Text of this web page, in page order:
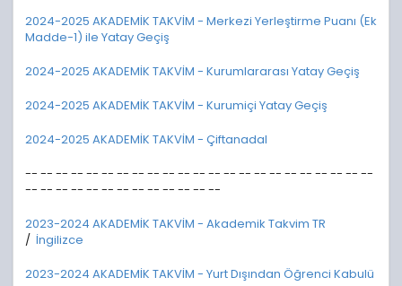
2024-2025 AKADEMİK TAKVİM - Merkezi Yerleştirme Puanı (Ek
Madde-1) ile Yatay Geçiş
2024-2025 AKADEMİK TAKVİM - Kurumlararası Yatay Geçiş
2024-2025 AKADEMİK TAKVİM - Kurumiçi Yatay Geçiş
2024-2025 AKADEMİK TAKVİM - Çiftanadal
-- -- -- -- -- -- -- -- -- -- -- -- -- -- -- -- -- -- -- -- -- -- --
-- -- -- -- -- -- -- -- -- -- -- -- --
2023-2024 AKADEMİK TAKVİM - Akademik Takvim TR
/ İngilizce
2023-2024 AKADEMİK TAKVİM - Yurt Dışından Öğrenci Kabulü